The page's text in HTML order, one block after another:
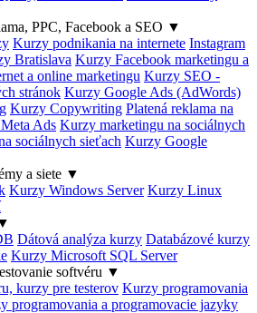
PPC, Facebook a SEO ▼
Kurzy podnikania na internete Instagram
Bratislava Kurzy Facebook marketingu a
a online marketingu Kurzy SEO -
stránok Kurzy Google Ads (AdWords)
Kurzy Copywriting Platená reklama na
Ads Kurzy marketingu na sociálnych
sociálnych sieťach Kurzy Google
a siete ▼
Kurzy Windows Server Kurzy Linux
Dátová analýza kurzy Databázové kurzy
Kurzy Microsoft SQL Server
softvéru ▼
kurzy pre testerov Kurzy programovania
programovania a programovacie jazyky